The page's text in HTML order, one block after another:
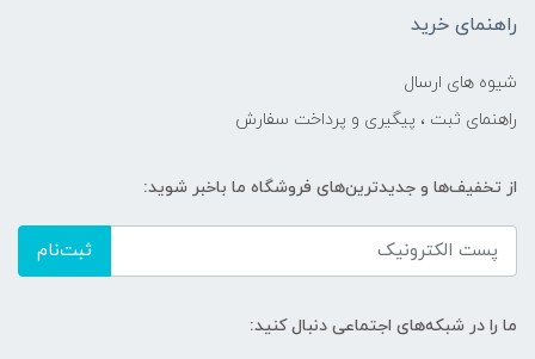
راهنمای خرید
شیوه های ارسال
راهنمای ثبت ، پیگیری و پرداخت سفارش
از تخفیف‌ها و جدیدترین‌های فروشگاه ما باخبر شوید:
ثبت‌نام
ما را در شبکه‌های اجتماعی دنبال کنید: